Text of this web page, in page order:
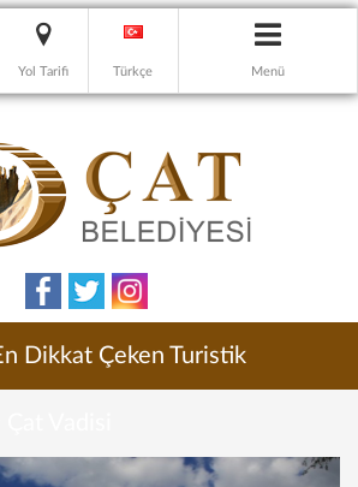
Yol Tarifi Türkçe Menü
Dikkat Çeken Turistik